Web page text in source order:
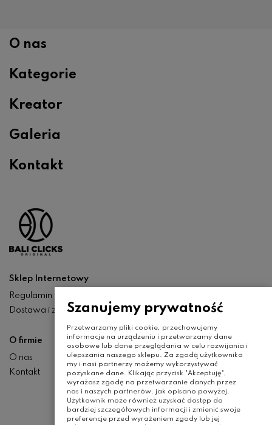
O nas
Kategorie
Kreator
Galeria
Kontakt
Sklep Internetowy
Regulamin
Dostawa i zwroty
O firmie
O nas
Kontakt
Szanujemy prywatność
Przetwarzamy pliki cookie, przechowujemy
informacje na urządzeniu i przetwarzamy dane
osobowe lub dane przeglądania w celu rozwijania i
ulepszania naszego sklepu. Za zgodą użytkownika
my i nasi partnerzy możemy wykorzystywać
pozyskane dane. Klikając przycisk "Akceptuję",
wyrażasz zgodę na przetwarzanie danych przez
nas i naszych partnerów, jak opisano powyżej.
Użytkownik może również uzyskać dostęp do
bardziej szczegółowych informacji i zmienić swoje
preferencje przed wyrażeniem zgody lub jej